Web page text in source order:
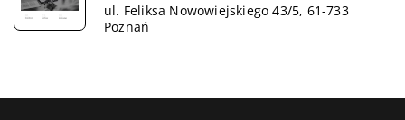
ul. Feliksa Nowowiejskiego 43/5, 61-733
Poznań